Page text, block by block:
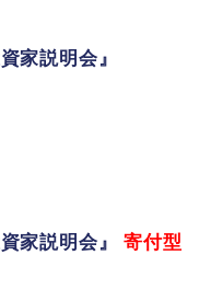
家説明会』
家説明会』寄付型